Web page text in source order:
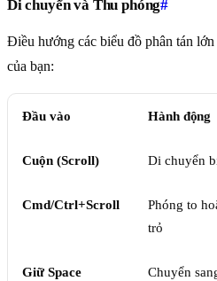
Di chuyển và Thu phóng#
Điều hướng các biểu đồ phân tán
của bạn:
Đầu vào Hành động
Cuộn (Scroll) Di chuyển
Cmd/Ctrl+Scroll
Phóng to
trỏ
Giữ Space
Chuyển